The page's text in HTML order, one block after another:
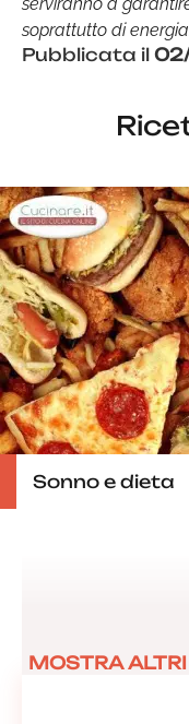
soprattutto di
Pubblicata il
Sonno e dieta
MOSTRA